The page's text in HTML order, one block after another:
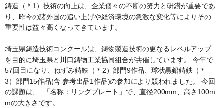
鋳造（＊1）技術の向上は、企業個々の不断の努力と研鑽が重要であ
り、昨今の諸外国の追い上げや経済環境の急激な変化等によりその
重要性は益々高くなってきています。
埼玉県鋳造技術コンクールは、鋳物製造技術の更なるレベルアップ
を目的に埼玉県と川口鋳物工業協同組合が共催しています。 今年で
57回目になり、ねずみ鋳鉄（＊2）部門9作品、球状黒鉛鋳鉄（＊
3）部門15作品(含 参考出品1作品)の参加により競われました。 今回
の課題は、 「名称：リングプレート」で、直径200mm、高さ100m
mの大きさです。